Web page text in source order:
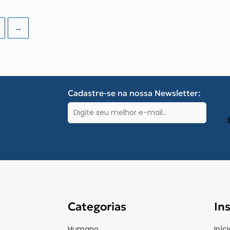
→
Cadastre-se na nossa Newsletter:
E-
mail
Categorias